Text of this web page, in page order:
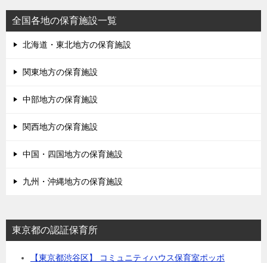
全国各地の保育施設一覧
北海道・東北地方の保育施設
関東地方の保育施設
中部地方の保育施設
関西地方の保育施設
中国・四国地方の保育施設
九州・沖縄地方の保育施設
東京都の認証保育所
【東京都渋谷区】 コミュニティハウス保育室ポッポ